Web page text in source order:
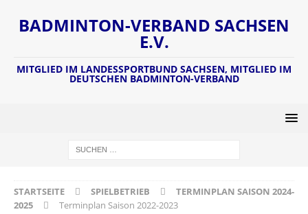
BADMINTON-VERBAND SACHSEN
E.V.
MITGLIED IM LANDESSPORTBUND SACHSEN, MITGLIED IM
DEUTSCHEN BADMINTON-VERBAND
STARTSEITE SPIELBETRIEB
TERMINPLAN SAISON 2024-
2025
Terminplan Saison 2022-2023